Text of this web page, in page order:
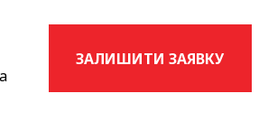
ЗАЛИШИТИ ЗАЯВКУ